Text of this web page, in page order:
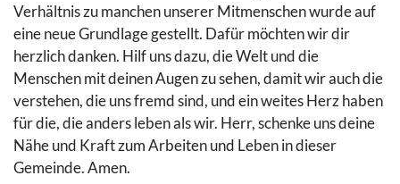
Verhältnis zu manchen unserer Mitmenschen wurde auf
eine neue Grundlage gestellt. Dafür möchten wir dir
herzlich danken. Hilf uns dazu, die Welt und die
Menschen mit deinen Augen zu sehen, damit wir auch die
verstehen, die uns fremd sind, und ein weites Herz haben
für die, die anders leben als wir. Herr, schenke uns deine
Nähe und Kraft zum Arbeiten und Leben in dieser
Gemeinde. Amen.